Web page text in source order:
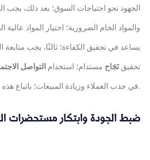
الجهود نحو احتياجات السوق؛ بعد ذلك، يجب
والمواد الخام الضرورية؛ اختيار المواد
يساعد في تحقيق الكفاءة؛ ثالثًا، يجب
تحقيقنَجَاح مستدام؛ استخدام التواصل
في جذب العملاء وزيادة المبيعات؛ باتباعمميزة في السوق.
ضبط الجودة وابتكار مستحضرات